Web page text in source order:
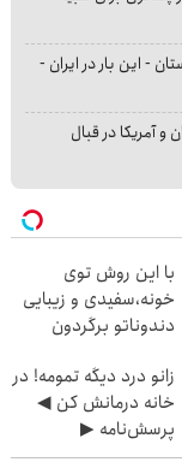
- این بار در ایران -
و آمریکا در قبال
با این روش توی
خونه،سفیدی و زیبایی
دندوناتو برگردون
زانو درد دیگه تمومه! در
خانه درمانش کن ◀
پرسش‌نامه ▶